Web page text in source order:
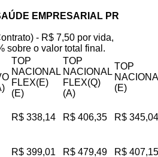
EMPRESARIAL PR
- R$ 7,50 por vida,
sobre o valor total final.
TOP
NACIONAL
FLEX(E)
(E)
TOP
NACIONAL
FLEX(Q)
(A)
TOP
(E)
R$ 338,14 R$ 406,35 R$ 345,04
R$ 399,01 R$ 479,49 R$ 407,15